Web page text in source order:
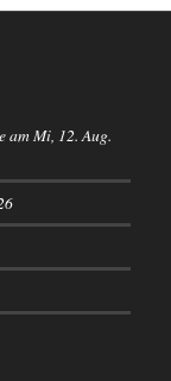
am Mi, 12. Aug.